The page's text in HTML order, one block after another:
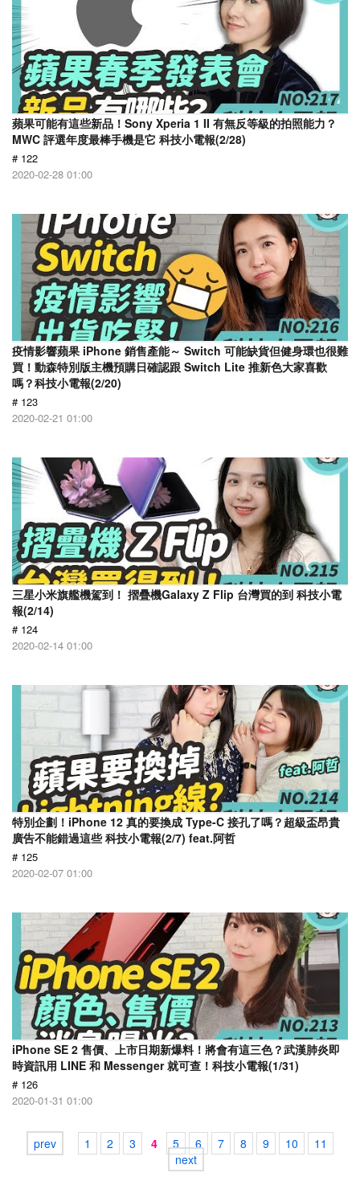
蘋果可能有這些新品！Sony Xperia 1 II 有無反等級的拍照能力？
MWC 評選年度最棒手機是它 科技小電報(2/28)
# 122
2020-02-28 01:00
疫情影響蘋果 iPhone 銷售產能～ Switch 可能缺貨但健身環也很難
買！動森特別版主機預購日確認跟 Switch Lite 推新色大家喜歡
嗎？科技小電報(2/20)
# 123
2020-02-21 01:00
三星小米旗艦機駕到！ 摺疊機Galaxy Z Flip 台灣買的到 科技小電
報(2/14)
# 124
2020-02-14 01:00
特別企劃！iPhone 12 真的要換成 Type-C 接孔了嗎？超級盃昂貴
廣告不能錯過這些 科技小電報(2/7) feat.阿哲
# 125
2020-02-07 01:00
iPhone SE 2 售價、上市日期新爆料！將會有這三色？武漢肺炎即
時資訊用 LINE 和 Messenger 就可查！科技小電報(1/31)
# 126
2020-01-31 01:00
prev 1 2 3 4 5 6 7 8 9 10
11
next